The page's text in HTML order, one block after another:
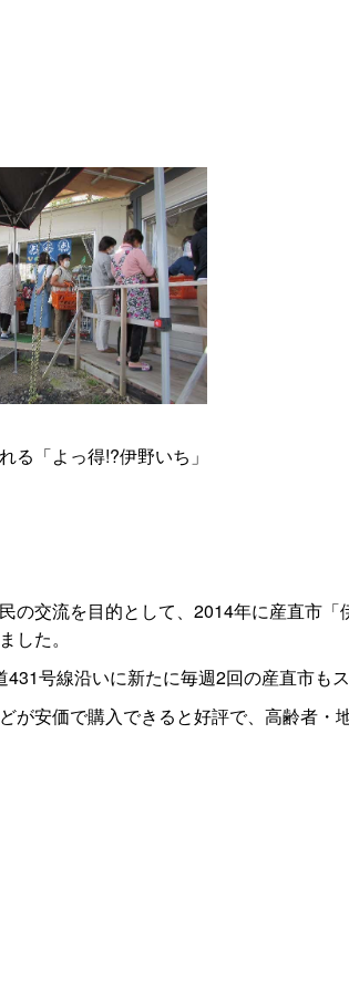
る「よっ得!?伊野いち」
交流を目的として、2014年に産直市
した。
号線沿いに新たに毎週2回の産直市も
安価で購入できると好評で、高齢者